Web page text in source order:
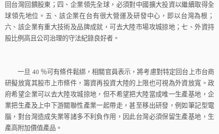
回台灣回饋股東；四、企業領先全球，必須對中國擴大投資以繼續取得全
球領先地位。五、該企業在台有很大營運及研發中心，即以台灣為根；
六、該企業有重大技術及品牌成就，可去大陸市場攻城掠地；七、外資持
股比例高且公司治理的守法紀錄良好者。
一旦 40 ％可有條件鬆綁，相關官員表示，將考慮對特定回台上市台商
研擬放寬其股市上市條件，籌資再投資大陸的上限也可視為外資放寬。政
府希望企業可以去大陸攻城掠地，但不希望把大陸當成唯一生產基地，企
業把生產及上中下游關聯性產業一起帶走，甚至移出研發，例如筆記型電
腦，對台灣造成失業等諸多不利負作用，因此台灣必須保留生產基地，生
產高附加價值產品。